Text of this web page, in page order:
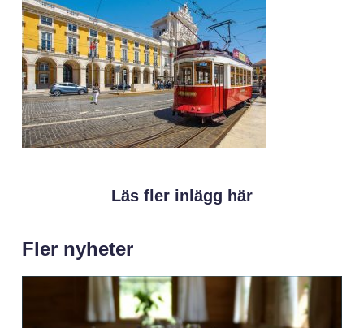
Läs fler inlägg här
Fler nyheter